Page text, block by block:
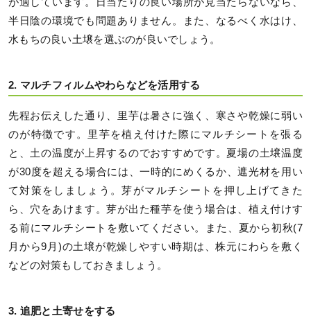
半日陰の環境でも問題ありません。また、なるべく水はけ、
水もちの良い土壌を選ぶのが良いでしょう。
2. マルチフィルムやわらなどを活用する
先程お伝えした通り、里芋は暑さに強く、寒さや乾燥に弱い
のが特徴です。里芋を植え付けた際にマルチシートを張る
と、土の温度が上昇するのでおすすめです。夏場の土壌温度
が30度を超える場合には、一時的にめくるか、遮光材を用い
て対策をしましょう。芽がマルチシートを押し上げてきた
ら、穴をあけます。芽が出た種芋を使う場合は、植え付けす
る前にマルチシートを敷いてください。また、夏から初秋(7
月から9月)の土壌が乾燥しやすい時期は、株元にわらを敷く
などの対策もしておきましょう。
3. 追肥と土寄せをする